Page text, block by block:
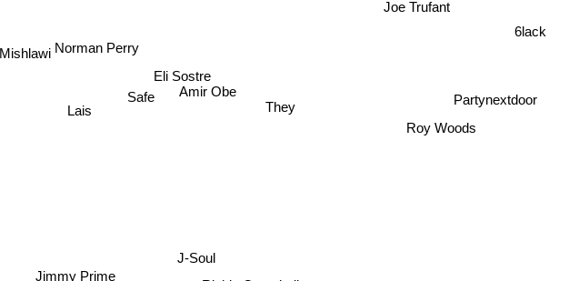
Norman Perry
Eli Sostre
Mishlawi
Safe
Lais
Amir Obe
They
Joe Trufant
Partynextdoor
Roy Woods
Jimmy Prime
6lack
J-Soul